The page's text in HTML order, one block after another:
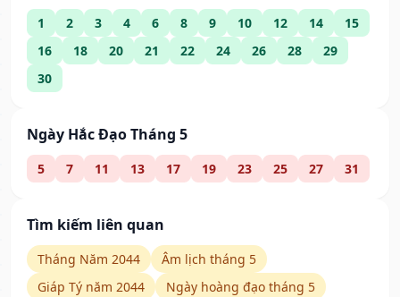
1 2 3 4 6 8 9 10 12 14
15
16
18 20 21 22 24 26 28
29
30
Ngày Hắc Đạo Tháng 5
5 7 11 13 17 19 23 25 27 31
Tìm kiếm liên quan
Tháng Năm 2044
Âm lịch tháng 5
Giáp Tý năm 2044
Ngày hoàng đạo tháng 5